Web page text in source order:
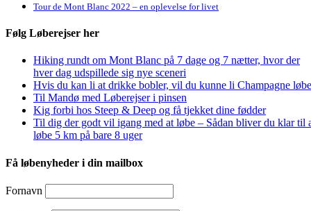
Tour de Mont Blanc 2022 – en oplevelse for livet
Følg Løberejser her
Hiking rundt om Mont Blanc på 7 dage og 7 nætter, hvor der
hver dag udspillede sig nye sceneri
Hvis du kan li at drikke bobler, vil du kunne li Champagne
Til Mandø med Løberejser i pinsen
Kig forbi hos Steep & Deep og få tjekket dine fødder
Til dig der godt vil igang med at løbe – Sådan bliver du klar til
løbe 5 km på bare 8 uger
Få løbenyheder i din mailbox
Fornavn